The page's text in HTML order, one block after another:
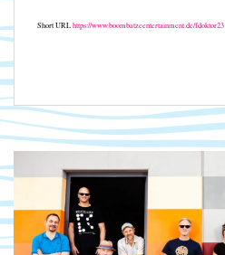
Short URLhttps://www.boombatzeentertainment.de/fdoktor23